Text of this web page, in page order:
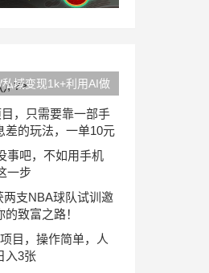
域变现1k+利用AI做
，只需要靠一部手
差的玩法，一单10元
事吧，不如用手机
一步
两支NBA球队试训邀
致富之路！
目，操作简单，人
入3张